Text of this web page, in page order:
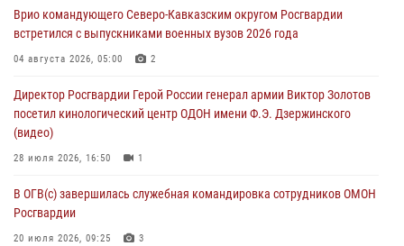
В Удмуртии при силовой поддержке спецназа Росгвардии
задержаны подозреваемые в мошенничестве под видом оказания
оздоровительных услуг (видео)
Врио командующего Северо-Кавказским округом Росгвардии
встретился с выпускниками военных вузов 2026 года
04 августа 2026, 05:00 2
Директор Росгвардии Герой России генерал армии Виктор Золотов
посетил кинологический центр ОДОН имени Ф.Э. Дзержинского
(видео)
28 июля 2026, 16:50 1
В ОГВ(с) завершилась служебная командировка сотрудников ОМОН
Росгвардии
20 июля 2026, 09:25 3